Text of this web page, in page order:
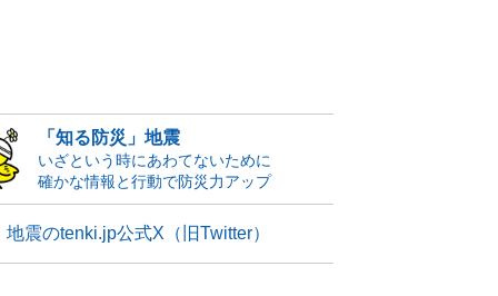
「知る防災」地震
いざという時にあわてないために
確かな情報と行動で防災力アップ
地震のtenki.jp公式X（旧Twitter）